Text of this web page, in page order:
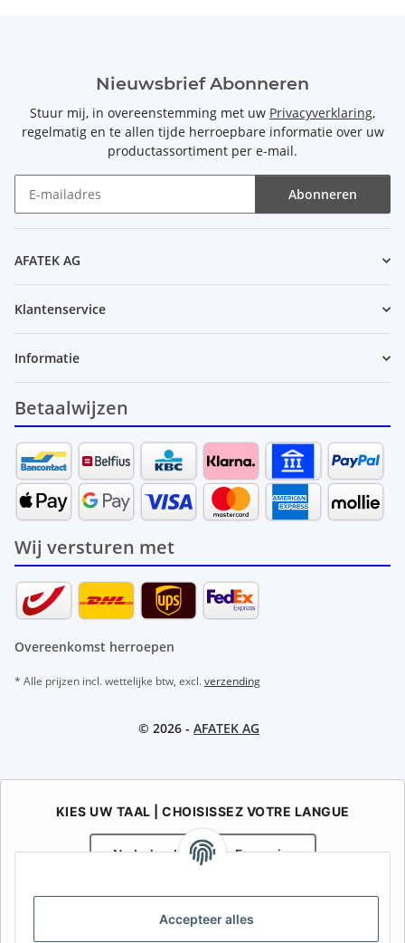
Accepteer alles
Nieuwsbrief Abonneren
Stuur mij, in overeenstemming met uw Privacyverklaring,
regelmatig en te allen tijde herroepbare informatie over uw
productassortiment per e-mail.
Abonneren
AFATEK AG
Klantenservice
Informatie
Betaalwijzen
Wij versturen met
Overeenkomst herroepen
* Alle prijzen incl. wettelijke btw, excl.verzending
© 2026 - AFATEK AG
KIES UW TAAL | CHOISISSEZ VOTRE LANGUE
Nederlands Français
Uw specialist in onderdelen voor aanhangwagens | Votre